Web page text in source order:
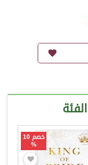
خصم 10
%